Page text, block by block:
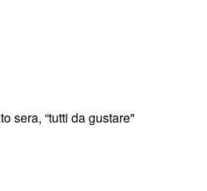
sera, “tutti da gustare"